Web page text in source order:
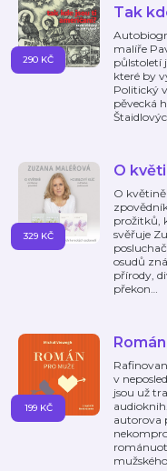
Tak
malíře
půlstoletí
které by
Politický
pěvecká
290 KČ
O
O
prožitků,
svěřuje
osudů
přírody,
překon…
329 KČ
v
jsou už
autorova
mužského
199 KČ